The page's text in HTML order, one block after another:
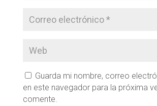
Guarda mi nombre, correo
en este navegador para la próxima
comente.